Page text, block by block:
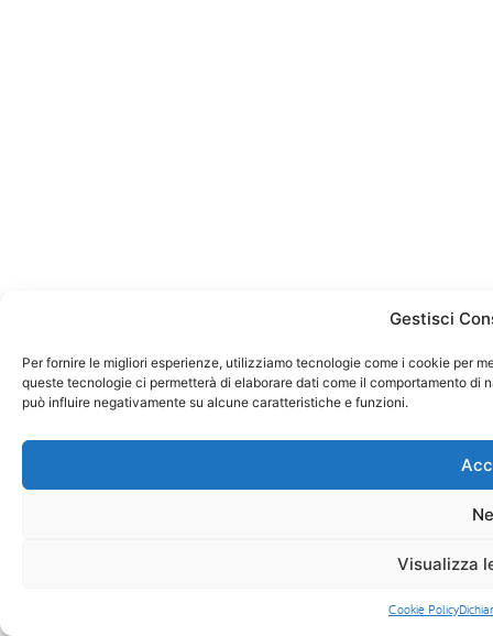
Gestisci
Per fornire le migliori esperienze, utilizziamo tecnologie come i cookie per
queste tecnologie ci permetterà di elaborare dati come il comportamento
può influire negativamente su alcune caratteristiche e funzioni.
Visualizza
Cookie Policy